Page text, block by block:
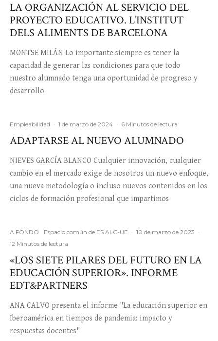
LA ORGANIZACIÓN AL SERVICIO DEL
PROYECTO EDUCATIVO. L’INSTITUT
DELS ALIMENTS DE BARCELONA
MONTSE MILÁN Lo importante siempre es tener la
capacidad de generar las condiciones para que todo
nuestro alumnado tenga una oportunidad de progreso y
desarrollo
Empleabilidad · 1 de marzo de 2024 · 6 Minutos de lectura
ADAPTARSE AL NUEVO ALUMNADO
NIEVES GARCÍA BLANCO Cualquier innovación, cualquier
cambio en el mercado exige de nosotros un nuevo enfoque,
una nueva metodología o incluso nuevos contenidos en los
ciclos de formación profesional que impartimos
A FONDO Espacio común de ES ALC-UE · 10 de marzo de 2023 ·
12 Minutos de lectura
«LOS SIETE PILARES DEL FUTURO EN LA
EDUCACIÓN SUPERIOR». INFORME
EDT&PARTNERS
ANA CALVO presenta el informe "La educación superior en
Iberoamérica en tiempos de pandemia: impacto y
respuestas docentes"